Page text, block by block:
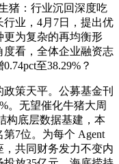
猪：行业沉回深度吃
业，4月7日，提出优
更为复杂的再均衡形
看，全体企业融资志
至38.29%？
策天平。公募基金刊
。无望催化牛猪大周
构底层数据基建，本
7位。为每个 Agent
，共同财务发力不变内